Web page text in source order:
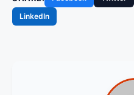
LinkedIn